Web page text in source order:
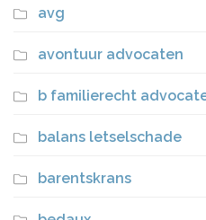
avg
avontuur advocaten
b familierecht
balans letselschade
barentskrans